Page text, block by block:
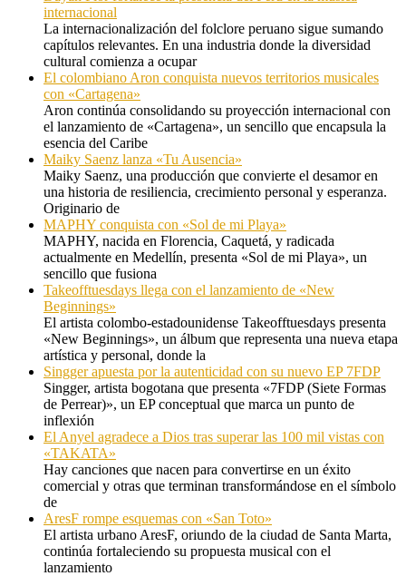
internacional
La internacionalización del folclore peruano sigue sumando
capítulos relevantes. En una industria donde la diversidad
cultural comienza a ocupar
El colombiano Aron conquista nuevos territorios musicales
con «Cartagena»
Aron continúa consolidando su proyección internacional con
el lanzamiento de «Cartagena», un sencillo que encapsula la
esencia del Caribe
Maiky Saenz lanza «Tu Ausencia»
Maiky Saenz, una producción que convierte el desamor en
una historia de resiliencia, crecimiento personal y esperanza.
Originario de
MAPHY conquista con «Sol de mi Playa»
MAPHY, nacida en Florencia, Caquetá, y radicada
actualmente en Medellín, presenta «Sol de mi Playa», un
sencillo que fusiona
Takeofftuesdays llega con el lanzamiento de «New
Beginnings»
El artista colombo-estadounidense Takeofftuesdays presenta
«New Beginnings», un álbum que representa una nueva etapa
artística y personal, donde la
Singger apuesta por la autenticidad con su nuevo EP 7FDP
Singger, artista bogotana que presenta «7FDP (Siete Formas
de Perrear)», un EP conceptual que marca un punto de
inflexión
El Anyel agradece a Dios tras superar las 100 mil vistas con
«TAKATA»
Hay canciones que nacen para convertirse en un éxito
comercial y otras que terminan transformándose en el símbolo
de
AresF rompe esquemas con «San Toto»
El artista urbano AresF, oriundo de la ciudad de Santa Marta,
continúa fortaleciendo su propuesta musical con el
lanzamiento